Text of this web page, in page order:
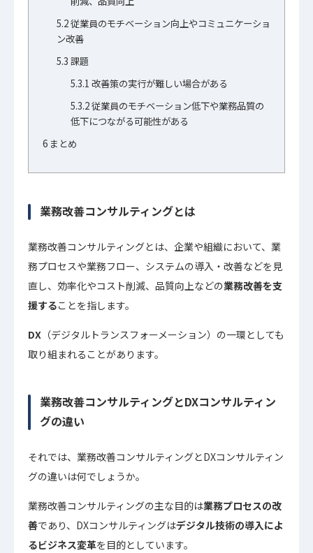
5.2従業員のモチベーション向上やコミュニケーショ
ン改善
5.3 課題
5.3.1 改善策の実行が難しい場合がある
5.3.2従業員のモチベーション低下や業務品質の
低下につながる可能性がある
6 まとめ
業務改善コンサルティングとは
業務改善コンサルティングとは、企業や組織において、業
務プロセスや業務フロー、システムの導入・改善などを見
直し、効率化やコスト削減、品質向上などの業務改善を支
援することを指します。
DX （デジタルトランスフォーメーション）の一環としても
取り組まれることがあります。
業務改善コンサルティングとDXコンサルティン
グの違い
それでは、業務改善コンサルティングとDXコンサルティン
グの違いは何でしょうか。
業務改善コンサルティングの主な目的は業務プロセスの改
善であり、DXコンサルティングはデジタル技術の導入によ
るビジネス変革を目的としています。